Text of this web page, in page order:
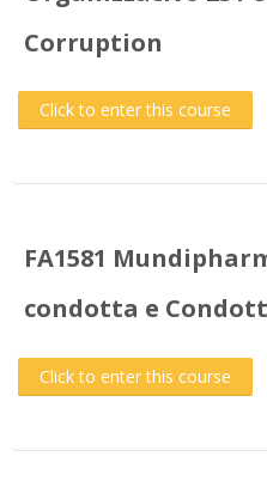
Corruption
Click to enter this course
FA1581
condotta e
Click to enter this course